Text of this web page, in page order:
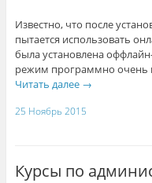
Известно, что после
пытается использовать
была установлена
режим программно очень
Читать далее →
25 Ноябрь 2015
Курсы по